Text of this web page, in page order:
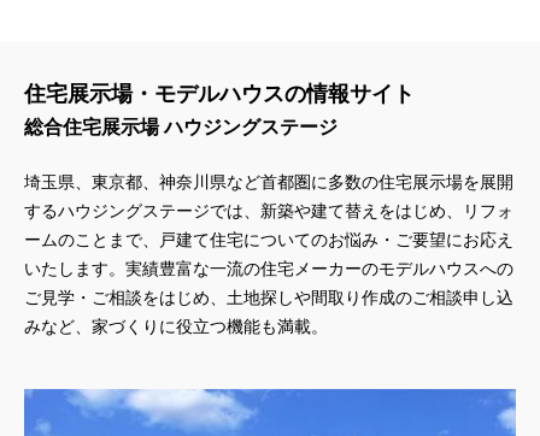
住宅展示場・モデルハウスの情報サイト
総合住宅展示場 ハウジングステージ
埼玉県、東京都、神奈川県など首都圏に多数の住宅展示場を展開
するハウジングステージでは、新築や建て替えをはじめ、リフォ
ームのことまで、戸建て住宅についてのお悩み・ご要望にお応え
いたします。実績豊富な一流の住宅メーカーのモデルハウスへの
ご見学・ご相談をはじめ、土地探しや間取り作成のご相談申し込
みなど、家づくりに役立つ機能も満載。